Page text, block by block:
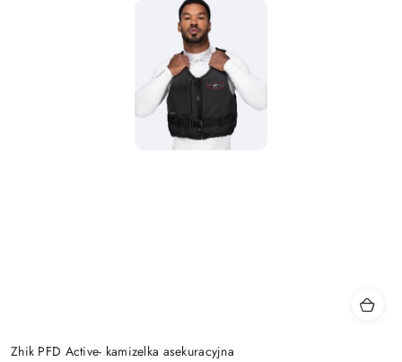
Zhik PFD Active- kamizelka asekuracyjna